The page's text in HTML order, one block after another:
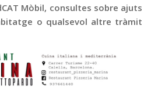
Mòbil, consultes sobre ajuts
o qualsevol altre tràmit